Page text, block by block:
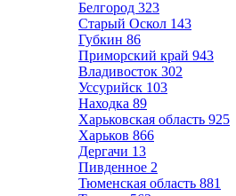
Белгород 323
Старый Оскол 143
Губкин 86
Приморский край 943
Владивосток 302
Уссурийск 103
Находка 89
Харьковская область 925
Харьков 866
Дергачи 13
Пивденное 2
Тюменская область 881